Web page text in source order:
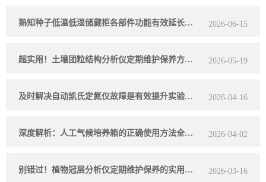
熟知种子低温低湿储藏柜各部件功能有效延长种子储存周期 2026-06-15
超实用！土壤团粒结构分析仪定期维护保养方法大汇总 2026-05-19
及时解决自动凯氏定氮仪故障是有效提升实验效率的关键 2026-04-16
深度解析：人工气候培养箱的正确使用方法全攻略 2026-04-02
别错过！植物冠层分析仪定期维护保养的实用方法 2026-03-16